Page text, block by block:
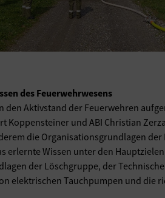
des Feuerwehrwesens
den Aktivstand der Feuerwehren
Koppensteiner und ABI Christian
die Organisationsgrundlagen
erlernte Wissen unter den
der Löschgruppe, der
elektrischen Tauchpumpen und die